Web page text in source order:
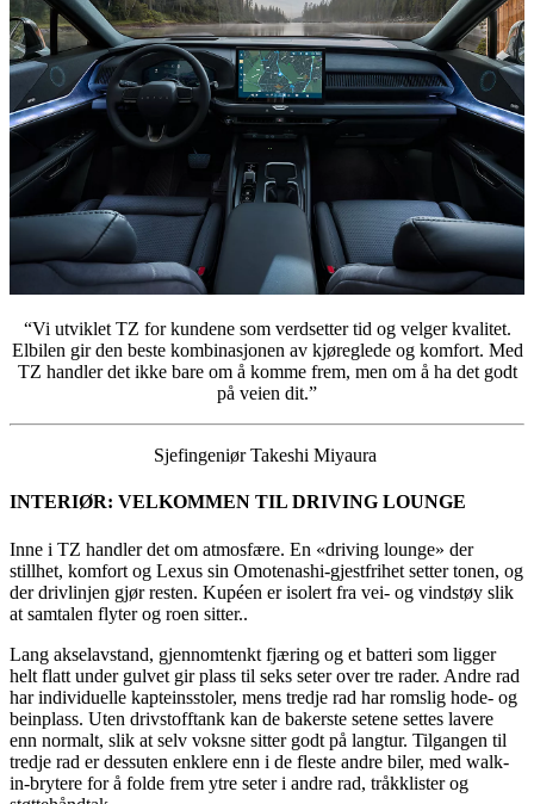
“Vi utviklet TZ for kundene som verdsetter tid og velger kvalitet.
Elbilen gir den beste kombinasjonen av kjøreglede og komfort. Med
TZ handler det ikke bare om å komme frem, men om å ha det godt
på veien dit.”
Sjefingeniør Takeshi Miyaura
INTERIØR: VELKOMMEN TIL DRIVING LOUNGE
Inne i TZ handler det om atmosfære. En «driving lounge» der
stillhet, komfort og Lexus sin Omotenashi-gjestfrihet setter tonen, og
der drivlinjen gjør resten. Kupéen er isolert fra vei- og vindstøy slik
at samtalen flyter og roen sitter..
Lang akselavstand, gjennomtenkt fjæring og et batteri som ligger
helt flatt under gulvet gir plass til seks seter over tre rader. Andre rad
har individuelle kapteinsstoler, mens tredje rad har romslig hode- og
beinplass. Uten drivstofftank kan de bakerste setene settes lavere
enn normalt, slik at selv voksne sitter godt på langtur. Tilgangen til
tredje rad er dessuten enklere enn i de fleste andre biler, med walk-
in-brytere for å folde frem ytre seter i andre rad, tråkklister og